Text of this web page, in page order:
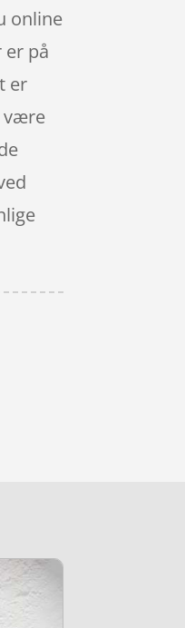
online
på
er
være